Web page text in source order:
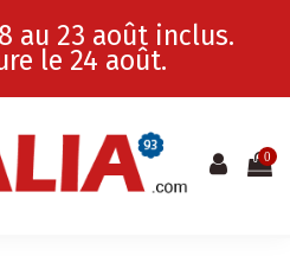
au 23 août inclus.
le 24 août.
0